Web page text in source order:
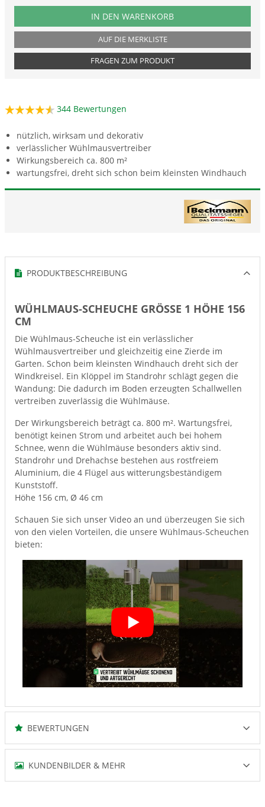
PRODUKTNUMMER WKA
IN DEN WARENKORB
AUF DIE MERKLISTE
FRAGEN ZUM PRODUKT
344 Bewertungen
nützlich, wirksam und dekorativ
verlässlicher Wühlmausvertreiber
Wirkungsbereich ca. 800 m²
wartungsfrei, dreht sich schon beim kleinsten Windhauch
PRODUKTBESCHREIBUNG
WÜHLMAUS-SCHEUCHE GRÖSSE 1 HÖHE 156 C
M
Die Wühlmaus-Scheuche ist ein verlässlicher
Wühlmausvertreiber und gleichzeitig eine Zierde im
Garten. Schon beim kleinsten Windhauch dreht sich der
Windkreisel. Ein Klöppel im Standrohr schlägt gegen die
Wandung: Die dadurch im Boden erzeugten Schallwellen
vertreiben zuverlässig die Wühlmäuse.
Der Wirkungsbereich beträgt ca. 800 m². Wartungsfrei,
benötigt keinen Strom und arbeitet auch bei hohem
Schnee, wenn die Wühlmäuse besonders aktiv sind.
Standrohr und Drehachse bestehen aus rostfreiem
Aluminium, die 4 Flügel aus witterungsbeständigem
Kunststoff.
Höhe 156 cm, Ø 46 cm
Schauen Sie sich unser Video an und überzeugen Sie sich
von den vielen Vorteilen, die unsere Wühlmaus-Scheuchen
bieten:
BEWERTUNGEN
KUNDENBILDER & MEHR